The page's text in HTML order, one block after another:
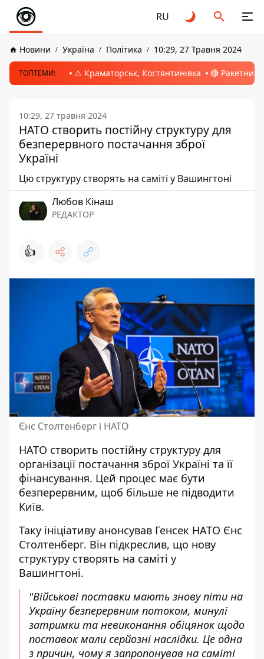
RU
Новини Україна Політика 10:29, 27 Травня 2024
ТОПТЕМИ: ⚠️ Краматорськ, Костянтинівка 🔴 Ракетний
10:29, 27 травня 2024
НАТО створить постійну структуру для
безперервного постачання зброї
Україні
Цю структуру створять на саміті у Вашингтоні
Любов Кінаш
РЕДАКТОР
👍
Єнс Столтенберг і НАТО
НАТО створить постійну структуру для
організації постачання зброї Україні та її
фінансування. Цей процес має бути
безперервним, щоб більше не підводити
Київ.
Таку ініціативу анонсував Генсек НАТО Єнс
Столтенберг. Він підкреслив, що нову
структуру створять на саміті у
Вашингтоні.
"Військові поставки мають знову піти на
Україну безперервним потоком, минулі
затримки та невиконання обіцянок щодо
поставок мали серйозні наслідки. Це одна
з причин, чому я запропонував на саміті